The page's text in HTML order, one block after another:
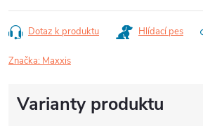
Dotaz k produktu Hlídací pes
Značka: Maxxis